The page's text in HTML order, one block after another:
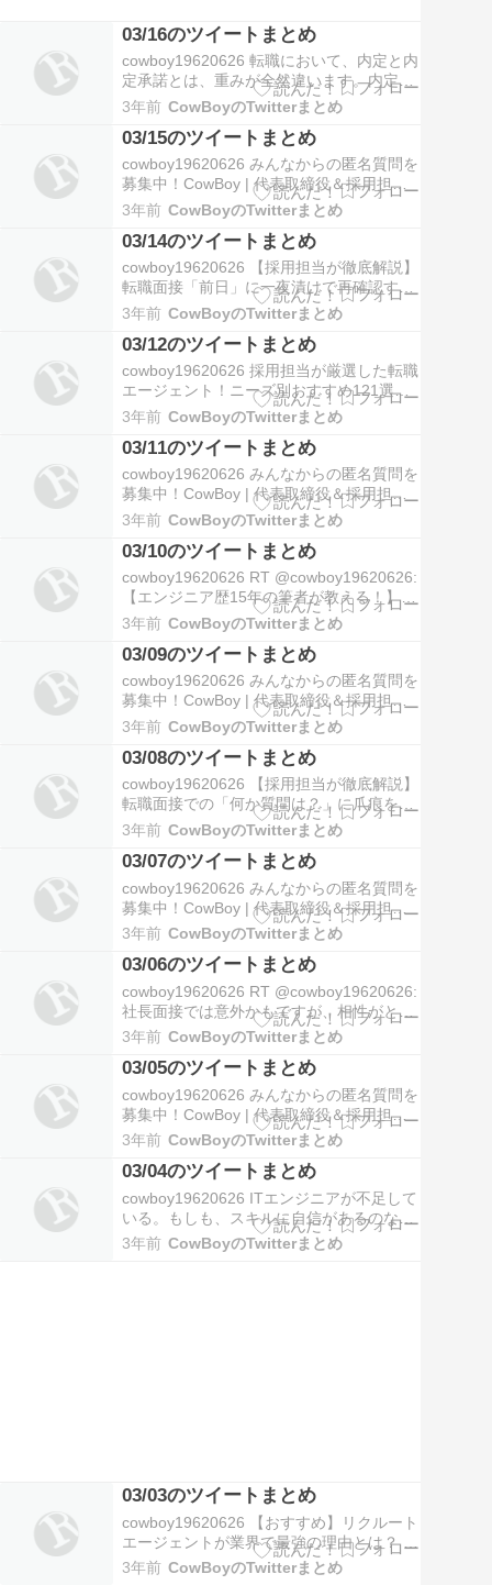
03/16のツイートまとめ
cowboy19620626 転職において、内定と内
定承諾とは、重みが全然違います。内定は
法的には「始期付の解約権を留保した労働
契約」と呼ばれています。現実にはあなた
の入社意思表示がなされていません。内定
承諾を会社に伝えると、本当の意味で従業
員扱いになります。https://t.…
3年前 CowBoyのTwitterまとめ
03/15のツイートまとめ
cowboy19620626 みんなからの匿名質問を
募集中！CowBoy | 代表取締役＆採用担当
さんはまだ答えた質問がありません！
CowBoy | 代表取締役＆採用担当さんの記
念すべき最初の回答はあなたの質問か
も！？#質問箱 #匿名質問募集中
https://t.co/0KkXJ…
3年前 CowBoyのTwitterまとめ
03/14のツイートまとめ
cowboy19620626 【採用担当が徹底解説】
転職面接「前日」に一夜漬けで再確認すべ
き4つのこととは？ #転職面接 #面接一夜漬
けhttps://t.co/JC146xHEjD
@cowboy19620626より 03-14 18:41
3年前 CowBoyのTwitterまとめ
03/12のツイートまとめ
cowboy19620626 採用担当が厳選した転職
エージェント！ニーズ別おすすめ121選＆
サイト使い分け完全解説 #転職エージェン
ト #転職エージェントおすすめ
https://t.co/9j8lg02DzT
@cowboy19620626より 03-12 19:08
http…
3年前 CowBoyのTwitterまとめ
03/11のツイートまとめ
cowboy19620626 みんなからの匿名質問を
募集中！CowBoy | 代表取締役＆採用担当
さんはまだ答えた質問がありません！
CowBoy | 代表取締役＆採用担当さんの記
念すべき最初の回答はあなたの質問か
も！？#質問箱 #匿名質問募集中
https://t.co/0KkXJ…
3年前 CowBoyのTwitterまとめ
03/10のツイートまとめ
cowboy19620626 RT @cowboy19620626:
【エンジニア歴15年の筆者が教える！】知
識ゼロからエンジニアになる方法とは？ #
プログラミング #プログラミングスクール
https://t.co/jp4jHR0Pay
@cowboy19620626より 03-…
3年前 CowBoyのTwitterまとめ
03/09のツイートまとめ
cowboy19620626 みんなからの匿名質問を
募集中！CowBoy | 代表取締役＆採用担当
さんはまだ答えた質問がありません！
CowBoy | 代表取締役＆採用担当さんの記
念すべき最初の回答はあなたの質問か
も！？#質問箱 #匿名質問募集中
https://t.co/0KkXJ…
3年前 CowBoyのTwitterまとめ
03/08のツイートまとめ
cowboy19620626 【採用担当が徹底解説】
転職面接での「何か質問は？」に爪痕を残
す3つの逆質問とは？ #転職面接 #転職面接
逆質問 https://t.co/641vTdFxKP
@cowboy19620626より 03-08 12:24 失業
手当手続きを最速でもらう方…
3年前 CowBoyのTwitterまとめ
03/07のツイートまとめ
cowboy19620626 みんなからの匿名質問を
募集中！CowBoy | 代表取締役＆採用担当
さんはまだ答えた質問がありません！
CowBoy | 代表取締役＆採用担当さんの記
念すべき最初の回答はあなたの質問か
も！？#質問箱 #匿名質問募集中
https://t.co/0KkXJ…
3年前 CowBoyのTwitterまとめ
03/06のツイートまとめ
cowboy19620626 RT @cowboy19620626:
社長面接では意外かもですが、相性がとて
も大事。特にスタートアップ・ベンチャー
企業では社長との距離が近いので。会社が
利益を上げるためにも良い。当たり前だけ
どスキルがあるのは前提条件。 03-06
19:38 RT…
3年前 CowBoyのTwitterまとめ
03/05のツイートまとめ
cowboy19620626 みんなからの匿名質問を
募集中！CowBoy | 代表取締役＆採用担当
さんはまだ答えた質問がありません！
CowBoy | 代表取締役＆採用担当さんの記
念すべき最初の回答はあなたの質問か
も！？#質問箱 #匿名質問募集中
https://t.co/0KkXJ…
3年前 CowBoyのTwitterまとめ
03/04のツイートまとめ
cowboy19620626 ITエンジニアが不足して
いる。もしも、スキルに自信があるのな
ら、フリーランスになるべき。会社員とし
て働くのは、ある程度のレベルまでで良
3年前 CowBoyのTwitterまとめ
03/03のツイートまとめ
cowboy19620626 【おすすめ】リクルート
エージェントが業界で最強の理由とは？ #
転職サイトおすすめ #転職エージェントお
すすめ https://t.co/PhYPQPJ9oZ
3年前 CowBoyのTwitterまとめ